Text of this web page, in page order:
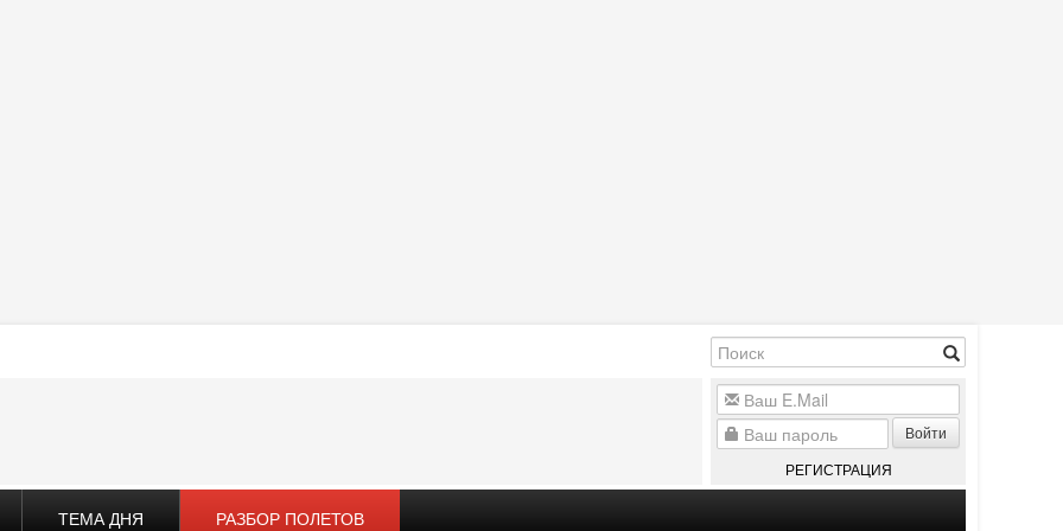
Войти
РЕГИСТРАЦИЯ
ТЕМА ДНЯ РАЗБОР ПОЛЕТОВ